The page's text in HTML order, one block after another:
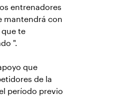
entrenadores
mantendrá con
que te
".
que
de la
período previo